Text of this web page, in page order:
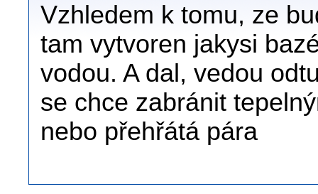
Vzhledem k tomu, ze
tam vytvoren jakysi
vodou. A dal, vedou
se chce zabránit
nebo přehřátá pára